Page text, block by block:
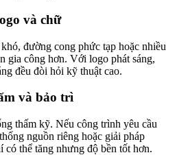
và chữ
đường cong phức tạp hoặc nhiều
gia công hơn. Với logo phát sáng,
đều đòi hỏi kỹ thuật cao.
và bảo trì
thấm kỹ. Nếu công trình yêu cầu
nguồn riêng hoặc giải pháp
có thể tăng nhưng độ bền tốt hơn.